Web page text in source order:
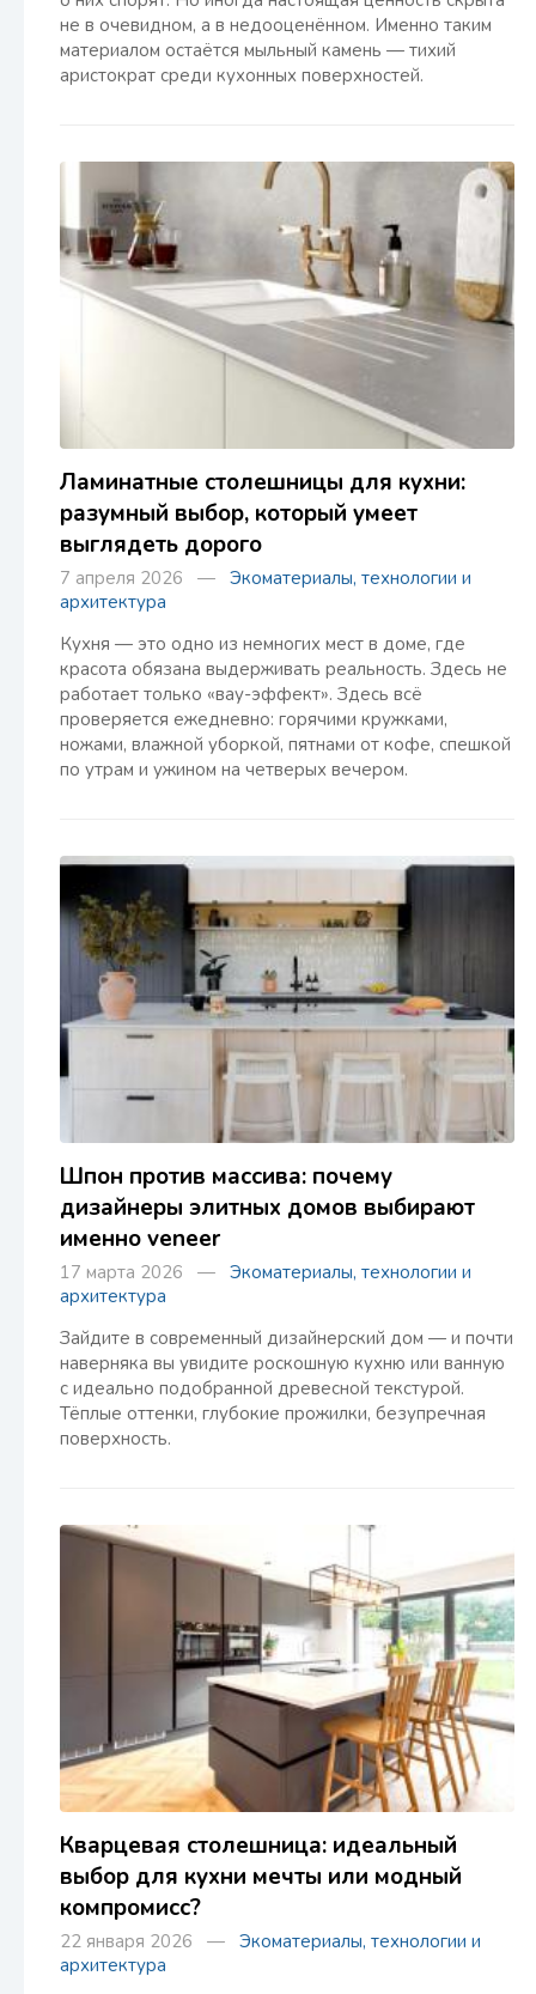
не в очевидном, а в недооценённом. Именно таким
материалом остаётся мыльный камень — тихий
аристократ среди кухонных поверхностей.
Ламинатные столешницы для кухни:
разумный выбор, который умеет
выглядеть дорого
7 апреля 2026 — Экоматериалы, технологии и
архитектура
Кухня — это одно из немногих мест в доме, где
красота обязана выдерживать реальность. Здесь не
работает только «вау-эффект». Здесь всё
проверяется ежедневно: горячими кружками,
ножами, влажной уборкой, пятнами от кофе, спешкой
по утрам и ужином на четверых вечером.
Шпон против массива: почему
дизайнеры элитных домов выбирают
именно veneer
17 марта 2026 — Экоматериалы, технологии и
архитектура
Зайдите в современный дизайнерский дом — и почти
наверняка вы увидите роскошную кухню или ванную
с идеально подобранной древесной текстурой.
Тёплые оттенки, глубокие прожилки, безупречная
поверхность.
Кварцевая столешница: идеальный
выбор для кухни мечты или модный
компромисс?
22 января 2026 — Экоматериалы, технологии и
архитектура